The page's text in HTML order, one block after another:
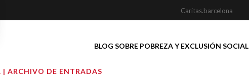
Caritas.barcelona
BLOG SOBRE POBREZA Y EXCLUSIÓN SOCIAL
| ARCHIVO DE ENTRADAS